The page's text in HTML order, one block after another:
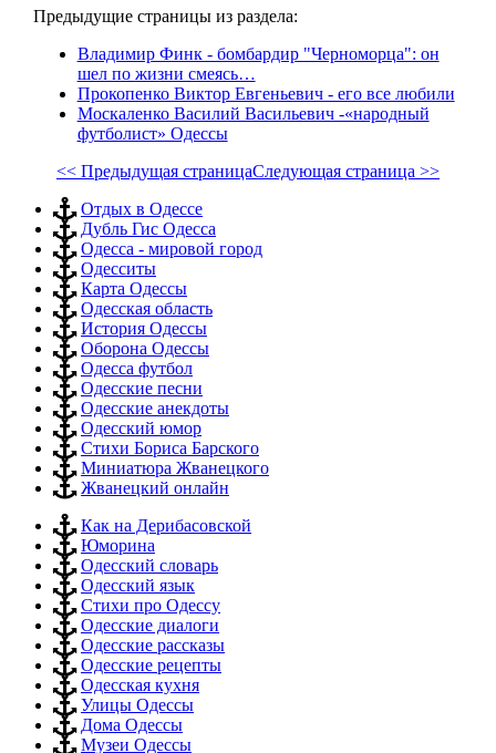
Предыдущие страницы из раздела:
Владимир Финк - бомбардир "Черноморца": он
шел по жизни смеясь…
Прокопенко Виктор Евгеньевич - его все любили
Москаленко Василий Васильевич -«народный
футболист» Одессы
<< Предыдущая страницаСледующая страница >>
Отдых в Одессе
Дубль Гис Одесса
Одесса - мировой город
Одесситы
Карта Одессы
Одесская область
История Одессы
Оборона Одессы
Одесса футбол
Одесские песни
Одесские анекдоты
Одесский юмор
Стихи Бориса Барского
Миниатюра Жванецкого
Жванецкий онлайн
Как на Дерибасовской
Юморина
Одесский словарь
Одесский язык
Стихи про Одессу
Одесские диалоги
Одесские рассказы
Одесские рецепты
Одесская кухня
Улицы Одессы
Дома Одессы
Музеи Одессы